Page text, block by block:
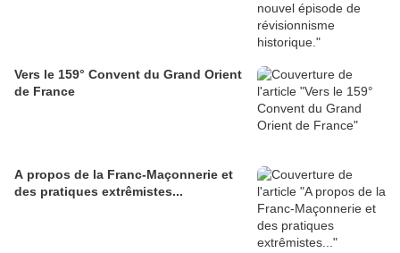
Vers le 159° Convent du Grand Orient
de France
A propos de la Franc-Maçonnerie et
des pratiques extrêmistes...